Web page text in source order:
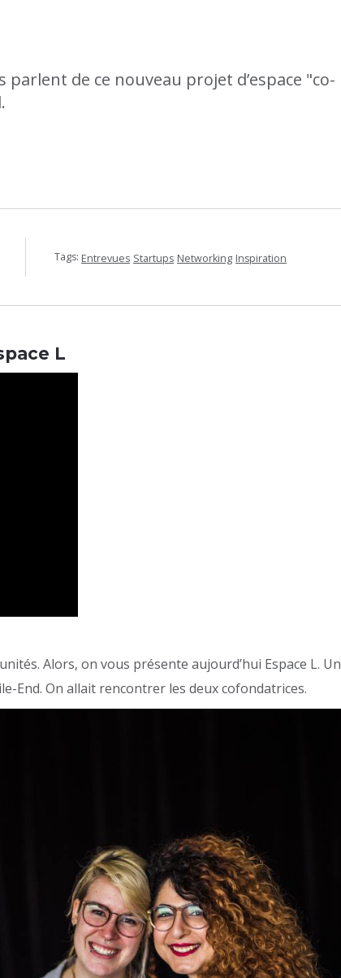
parlent de ce nouveau projet d’espace "co-
Tags: Entrevues Startups Networking Inspiration
L
Alors, on vous présente aujourd’hui Espace L. Un
End. On allait rencontrer les deux cofondatrices.